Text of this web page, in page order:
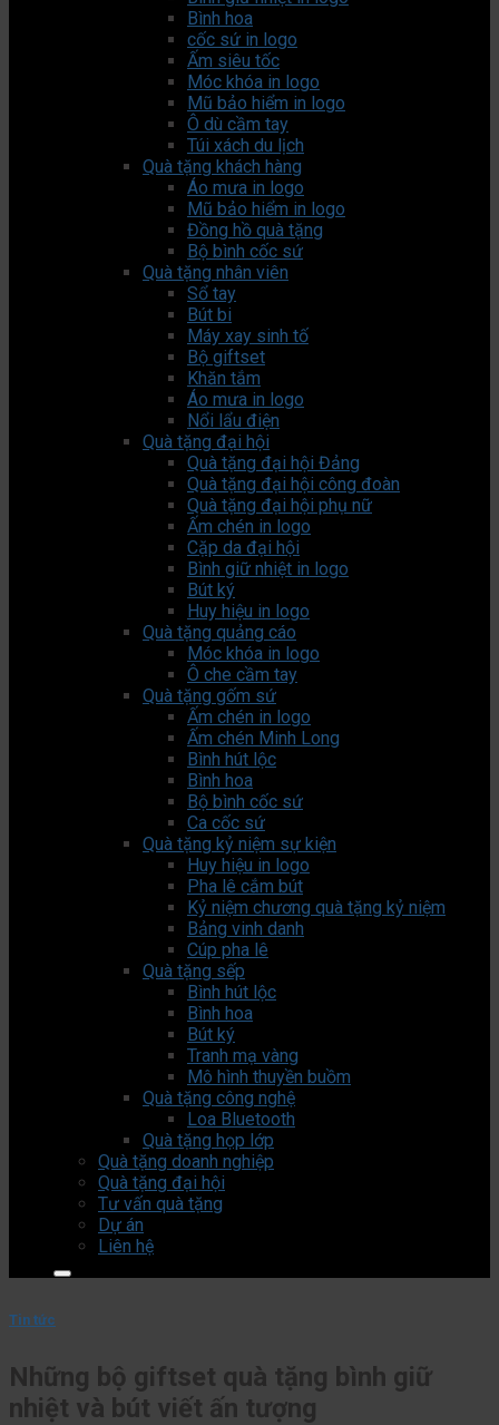
Bình hoa
cốc sứ in logo
Ấm siêu tốc
Móc khóa in logo
Mũ bảo hiểm in logo
Ô dù cầm tay
Túi xách du lịch
Quà tặng khách hàng
Áo mưa in logo
Mũ bảo hiểm in logo
Đồng hồ quà tặng
Bộ bình cốc sứ
Quà tặng nhân viên
Sổ tay
Bút bi
Máy xay sinh tố
Bộ giftset
Khăn tắm
Áo mưa in logo
Nổi lẩu điện
Quà tặng đại hội
Quà tặng đại hội Đảng
Quà tặng đại hội công đoàn
Quà tặng đại hội phụ nữ
Ấm chén in logo
Cặp da đại hội
Bình giữ nhiệt in logo
Bút ký
Huy hiệu in logo
Quà tặng quảng cáo
Móc khóa in logo
Ô che cầm tay
Quà tặng gốm sứ
Ấm chén in logo
Ấm chén Minh Long
Bình hút lộc
Bình hoa
Bộ bình cốc sứ
Ca cốc sứ
Quà tặng kỷ niệm sự kiện
Huy hiệu in logo
Pha lê cắm bút
Kỷ niệm chương quà tặng kỷ niệm
Bảng vinh danh
Cúp pha lê
Quà tặng sếp
Bình hút lộc
Bình hoa
Bút ký
Tranh mạ vàng
Mô hình thuyền buồm
Quà tặng công nghệ
Loa Bluetooth
Quà tặng họp lớp
Quà tặng doanh nghiệp
Quà tặng đại hội
Tư vấn quà tặng
Dự án
Liên hệ
Tin tức
Những bộ giftset quà tặng bình giữ
nhiệt và bút viết ấn tượng